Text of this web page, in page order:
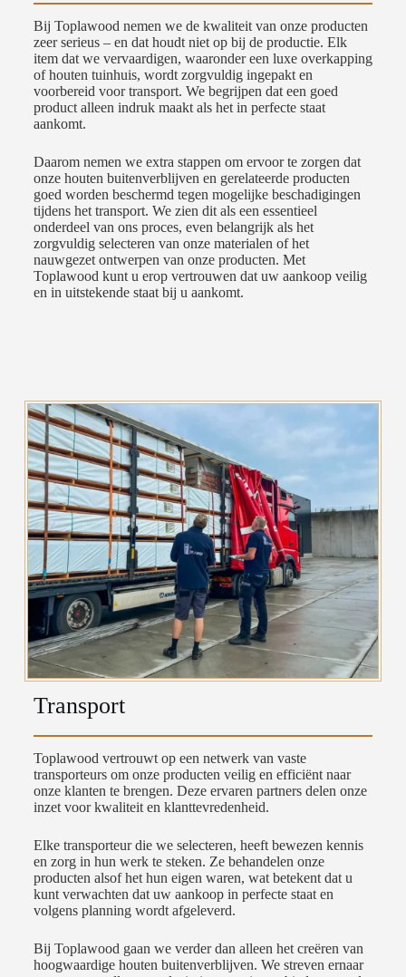
Bij Toplawood nemen we de kwaliteit van onze producten
zeer serieus – en dat houdt niet op bij de productie. Elk
item dat we vervaardigen, waaronder een luxe overkapping
of houten tuinhuis, wordt zorgvuldig ingepakt en
voorbereid voor transport. We begrijpen dat een goed
product alleen indruk maakt als het in perfecte staat
aankomt.
Daarom nemen we extra stappen om ervoor te zorgen dat
onze houten buitenverblijven en gerelateerde producten
goed worden beschermd tegen mogelijke beschadigingen
tijdens het transport. We zien dit als een essentieel
onderdeel van ons proces, even belangrijk als het
zorgvuldig selecteren van onze materialen of het
nauwgezet ontwerpen van onze producten. Met
Toplawood kunt u erop vertrouwen dat uw aankoop veilig
en in uitstekende staat bij u aankomt.
Transport
Toplawood vertrouwt op een netwerk van vaste
transporteurs om onze producten veilig en efficiënt naar
onze klanten te brengen. Deze ervaren partners delen onze
inzet voor kwaliteit en klanttevredenheid.
Elke transporteur die we selecteren, heeft bewezen kennis
en zorg in hun werk te steken. Ze behandelen onze
producten alsof het hun eigen waren, wat betekent dat u
kunt verwachten dat uw aankoop in perfecte staat en
volgens planning wordt afgeleverd.
Bij Toplawood gaan we verder dan alleen het creëren van
hoogwaardige houten buitenverblijven. We streven ernaar